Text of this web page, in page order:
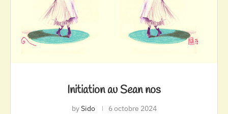
Initiation au Sean nos
bySido 6 octobre 2024